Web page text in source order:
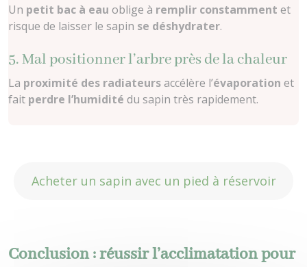
Un petit bac à eau oblige à remplir constamment et
risque de laisser le sapin se déshydrater.
5. Mal positionner l’arbre près de la chaleur
La proximité des radiateursaccélère l’évaporation et
fait perdre l’humidité du sapin très rapidement.
Acheter un sapin avec un pied à réservoir
Conclusion : réussir l’acclimatation pour